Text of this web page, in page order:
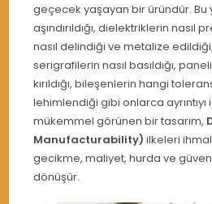
geçecek yaşayan bir üründür. Bu
aşındırıldığı, dielektriklerin nasıl
nasıl delindiği ve metalize
serigrafilerin nasıl basıldığı,
kırıldığı, bileşenlerin hangi
lehimlendiği gibi onlarca ayrıntıyı
mükemmel görünen bir tasarım,
Manufacturability) ilkeleri
gecikme, maliyet, hurda ve
dönüşür.